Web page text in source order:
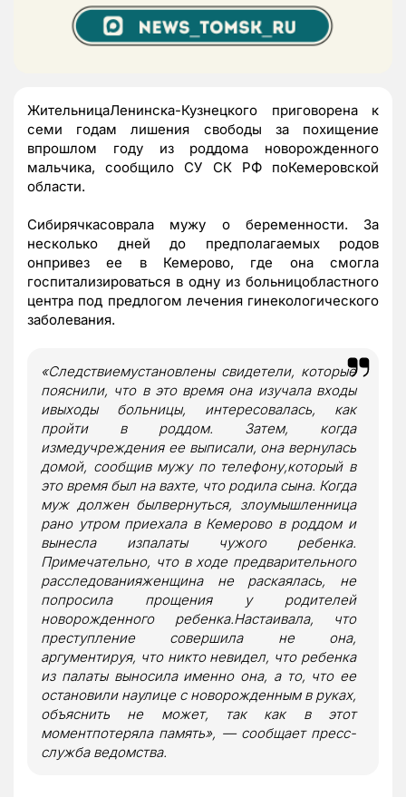
ЖительницаЛенинска-Кузнецкого приговорена к
семи годам лишения свободы за похищение
впрошлом году из роддома новорожденного
мальчика, сообщило СУ СК РФ поКемеровской
области.
Сибирячкасоврала мужу о беременности. За
несколько дней до предполагаемых родов
онпривез ее в Кемерово, где она смогла
госпитализироваться в одну из больницобластного
центра под предлогом лечения гинекологического
заболевания.
«Следствиемустановлены свидетели, которые
пояснили, что в это время она изучала входы
ивыходы больницы, интересовалась, как
пройти в роддом. Затем, когда
измедучреждения ее выписали, она вернулась
домой, сообщив мужу по телефону,который в
это время был на вахте, что родила сына. Когда
муж должен былвернуться, злоумышленница
рано утром приехала в Кемерово в роддом и
вынесла изпалаты чужого ребенка.
Примечательно, что в ходе предварительного
расследованияженщина не раскаялась, не
попросила прощения у родителей
новорожденного ребенка.Настаивала, что
преступление совершила не она,
аргументируя, что никто невидел, что ребенка
из палаты выносила именно она, а то, что ее
остановили наулице с новорожденным в руках,
объяснить не может, так как в этот
моментпотеряла память», — сообщает пресс-
служба ведомства.